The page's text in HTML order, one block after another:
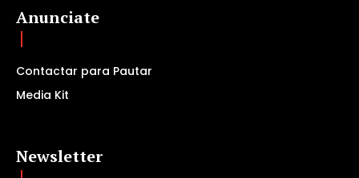
Anunciate
Contactar para Pautar
Media Kit
Newsletter